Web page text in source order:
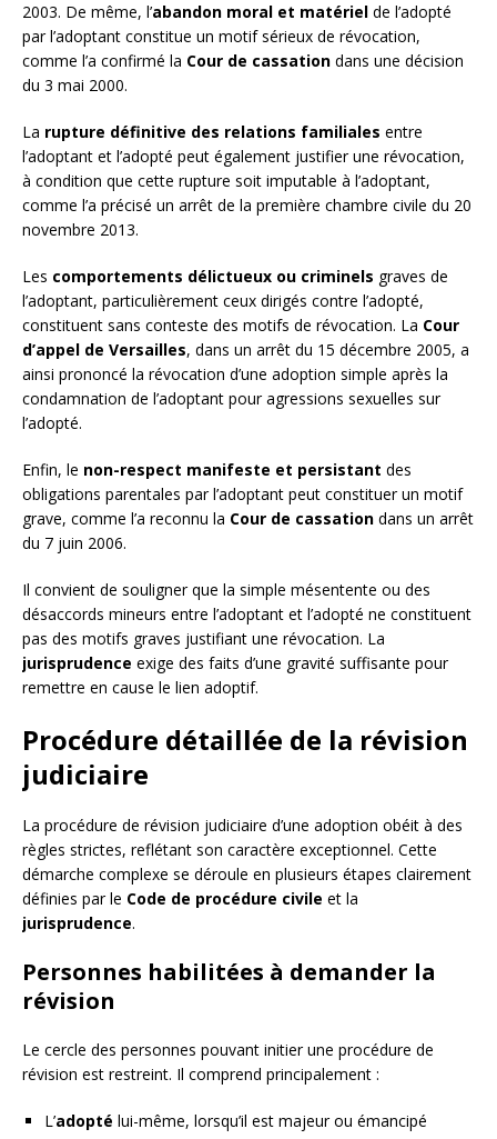
2003. De même, l’abandon moral et matériel de l’adopté
par l’adoptant constitue un motif sérieux de révocation,
comme l’a confirmé la Cour de cassation dans une décision
du 3 mai 2000.
La rupture définitive des relations familiales entre
l’adoptant et l’adopté peut également justifier une révocation,
à condition que cette rupture soit imputable à l’adoptant,
comme l’a précisé un arrêt de la première chambre civile du 20
novembre 2013.
Les comportements délictueux ou criminels graves de
l’adoptant, particulièrement ceux dirigés contre l’adopté,
constituent sans conteste des motifs de révocation. La Cour
d’appel de Versailles, dans un arrêt du 15 décembre 2005, a
ainsi prononcé la révocation d’une adoption simple après la
condamnation de l’adoptant pour agressions sexuelles sur
l’adopté.
Enfin, le non-respect manifeste et persistant des
obligations parentales par l’adoptant peut constituer un motif
grave, comme l’a reconnu la Cour de cassation dans un arrêt
du 7 juin 2006.
Il convient de souligner que la simple mésentente ou des
désaccords mineurs entre l’adoptant et l’adopté ne constituent
pas des motifs graves justifiant une révocation. La
jurisprudence exige des faits d’une gravité suffisante pour
remettre en cause le lien adoptif.
Procédure détaillée de la révision
judiciaire
La procédure de révision judiciaire d’une adoption obéit à des
règles strictes, reflétant son caractère exceptionnel. Cette
démarche complexe se déroule en plusieurs étapes clairement
définies par le Code de procédure civile et la
jurisprudence.
Personnes habilitées à demander la
révision
Le cercle des personnes pouvant initier une procédure de
révision est restreint. Il comprend principalement :
L’adopté lui-même, lorsqu’il est majeur ou émancipé